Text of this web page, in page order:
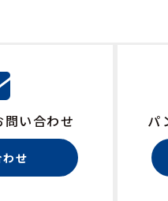
い合わせ
わせ
パ